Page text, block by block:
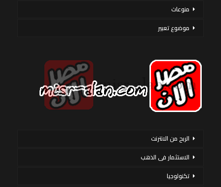
منوعات
موضوع تعبير
الربح من الانترنت
الاستثمار فى الذهب
تكنولوجيا